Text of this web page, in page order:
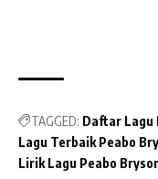
TAGGED: Daftar Lagu
Lagu Terbaik Peabo
Lirik Lagu Peabo